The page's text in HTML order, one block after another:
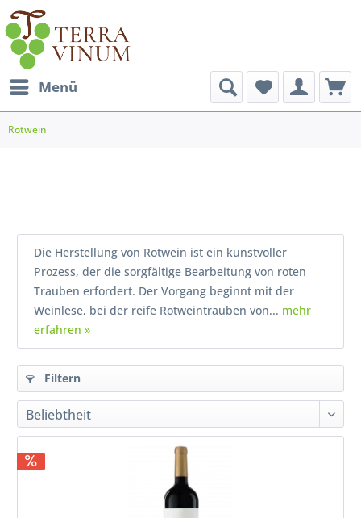
Menü
Rotwein
Die Herstellung von Rotwein ist ein kunstvoller
Prozess, der die sorgfältige Bearbeitung von roten
Trauben erfordert. Der Vorgang beginnt mit der
Weinlese, bei der reife Rotweintrauben von... mehr
erfahren »
Filtern